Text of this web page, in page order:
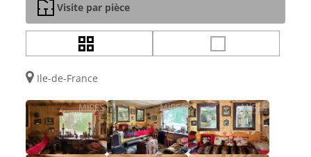
Visite par pièce
Ile-de-France